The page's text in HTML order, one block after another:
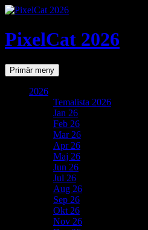
PixelCat 2026
SökPrimär meny Gå
till
2026
Temalista 2026
Jan 26
Feb 26
Mar 26
Apr 26
Maj 26
Jun 26
Jul 26
Aug 26
Sep 26
Okt 26
Nov 26